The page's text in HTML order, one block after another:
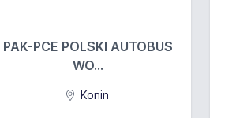
PAK-PCE POLSKI AUTOBUS
WO...
Konin